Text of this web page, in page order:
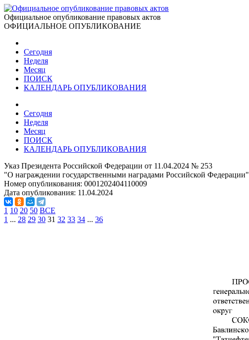
Официальное опубликование правовых актов
ОФИЦИАЛЬНОЕ ОПУБЛИКОВАНИЕ
Сегодня
Неделя
Месяц
ПОИСК
КАЛЕНДАРЬ ОПУБЛИКОВАНИЯ
Сегодня
Неделя
Месяц
ПОИСК
КАЛЕНДАРЬ ОПУБЛИКОВАНИЯ
Указ Президента Российской Федерации от 11.04.2024 № 253
"О награждении государственными наградами Российской Федерации"
Номер опубликования: 0001202404110009
Дата опубликования: 11.04.2024
1 10 20 50 ВСЕ
1 ... 28 29 30 31 32 33 34 ... 36